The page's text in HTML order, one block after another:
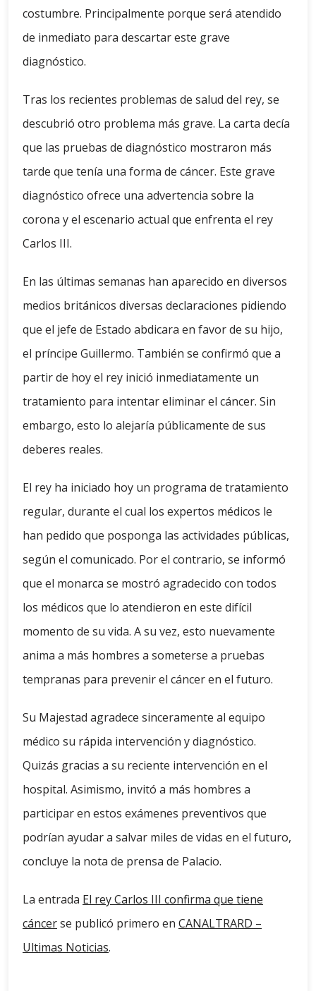
costumbre. Principalmente porque será atendido
de inmediato para descartar este grave
diagnóstico.
Tras los recientes problemas de salud del rey, se
descubrió otro problema más grave. La carta decía
que las pruebas de diagnóstico mostraron más
tarde que tenía una forma de cáncer. Este grave
diagnóstico ofrece una advertencia sobre la
corona y el escenario actual que enfrenta el rey
Carlos III.
En las últimas semanas han aparecido en diversos
medios británicos diversas declaraciones pidiendo
que el jefe de Estado abdicara en favor de su hijo,
el príncipe Guillermo. También se confirmó que a
partir de hoy el rey inició inmediatamente un
tratamiento para intentar eliminar el cáncer. Sin
embargo, esto lo alejaría públicamente de sus
deberes reales.
El rey ha iniciado hoy un programa de tratamiento
regular, durante el cual los expertos médicos le
han pedido que posponga las actividades públicas,
según el comunicado. Por el contrario, se informó
que el monarca se mostró agradecido con todos
los médicos que lo atendieron en este difícil
momento de su vida. A su vez, esto nuevamente
anima a más hombres a someterse a pruebas
tempranas para prevenir el cáncer en el futuro.
Su Majestad agradece sinceramente al equipo
médico su rápida intervención y diagnóstico.
Quizás gracias a su reciente intervención en el
hospital. Asimismo, invitó a más hombres a
participar en estos exámenes preventivos que
podrían ayudar a salvar miles de vidas en el futuro,
concluye la nota de prensa de Palacio.
La entrada El rey Carlos III confirma que tiene
cáncerse publicó primero en CANALTRARD –
Ultimas Noticias.